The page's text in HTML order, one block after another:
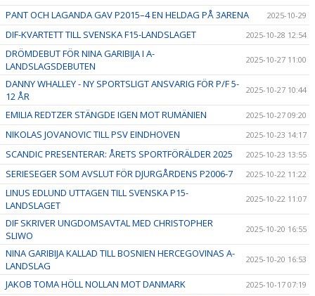
PANT OCH LAGANDA GAV P2015–4 EN HELDAG PÅ 3ARENA 2025-10-29
DIF-KVARTETT TILL SVENSKA F15-LANDSLAGET 2025-10-28 12:54
DRÖMDEBUT FÖR NINA GARIBIJA I A-
LANDSLAGSDEBUTEN
2025-10-27 11:00
DANNY WHALLEY - NY SPORTSLIGT ANSVARIG FÖR P/F 5-
12 ÅR
2025-10-27 10:44
EMILIA REDTZER STÄNGDE IGEN MOT RUMÄNIEN 2025-10-27 09:20
NIKOLAS JOVANOVIC TILL PSV EINDHOVEN 2025-10-23 14:17
SCANDIC PRESENTERAR: ÅRETS SPORTFÖRÄLDER 2025 2025-10-23 13:55
SERIESEGER SOM AVSLUT FÖR DJURGÅRDENS P2006-7 2025-10-22 11:22
LINUS EDLUND UTTAGEN TILL SVENSKA P15-
LANDSLAGET
2025-10-22 11:07
DIF SKRIVER UNGDOMSAVTAL MED CHRISTOPHER
SLIWO
2025-10-20 16:55
NINA GARIBIJA KALLAD TILL BOSNIEN HERCEGOVINAS A-
LANDSLAG
2025-10-20 16:53
JAKOB TOMA HÖLL NOLLAN MOT DANMARK 2025-10-17 07:19